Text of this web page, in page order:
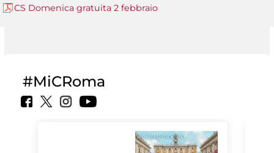
CS Domenica gratuita 2 febbraio
#MiCRoma